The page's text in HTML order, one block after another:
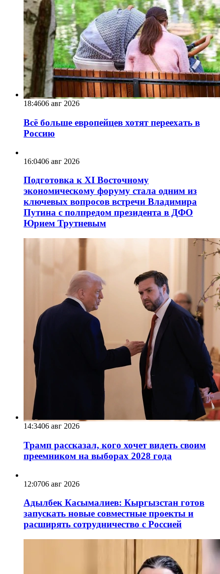
18:4606 авг 2026
Всё больше европейцев хотят переехать в
Россию
16:0406 авг 2026
Подготовка к XI Восточному
экономическому форуму стала одним из
ключевых вопросов встречи Владимира
Путина с полпредом президента в ДФО
Юрием Трутневым
14:3406 авг 2026
Трамп рассказал, кого хочет видеть своим
преемником на выборах 2028 года
12:0706 авг 2026
Адылбек Касымалиев: Кыргызстан готов
запускать новые совместные проекты и
расширять сотрудничество с Россией